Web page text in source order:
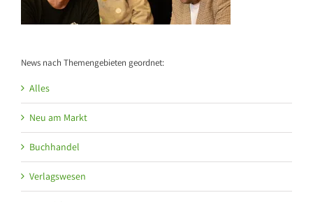
News nach Themengebieten geordnet:
Alles
Neu am Markt
Buchhandel
Verlagswesen